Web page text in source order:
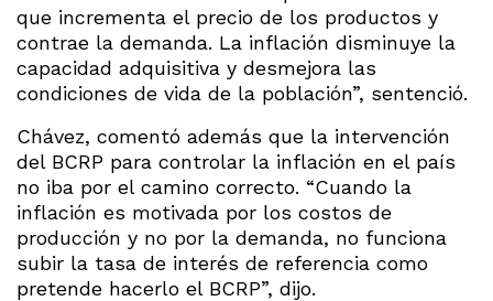
que incrementa el precio de los productos y
contrae la demanda. La inflación disminuye la
capacidad adquisitiva y desmejora las
condiciones de vida de la población”, sentenció.
Chávez, comentó además que la intervención
del BCRP para controlar la inflación en el país
no iba por el camino correcto. “Cuando la
inflación es motivada por los costos de
producción y no por la demanda, no funciona
subir la tasa de interés de referencia como
pretende hacerlo el BCRP”, dijo.